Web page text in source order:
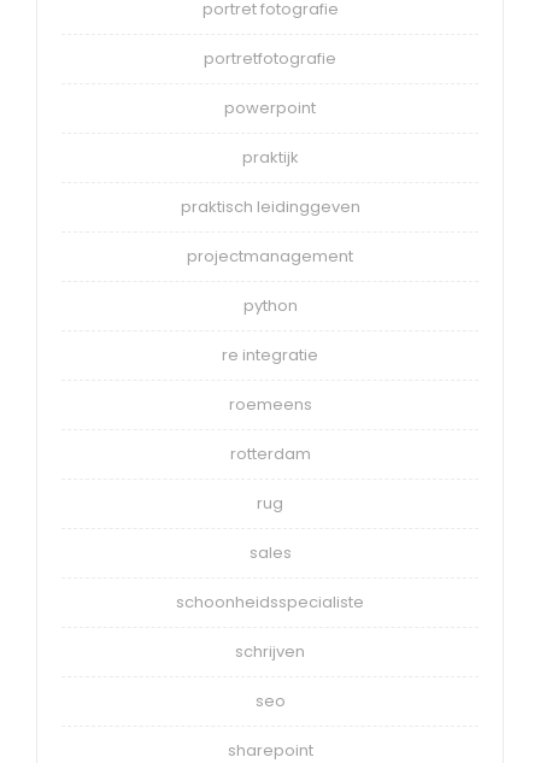
portret fotografie
portretfotografie
powerpoint
praktijk
praktisch leidinggeven
projectmanagement
python
re integratie
roemeens
rotterdam
rug
sales
schoonheidsspecialiste
schrijven
seo
sharepoint